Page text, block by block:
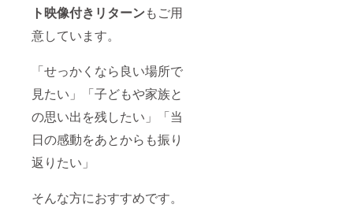
ト映像付きリターンもご用
意しています。
「せっかくなら良い場所で
見たい」「子どもや家族と
の思い出を残したい」「当
日の感動をあとからも振り
返りたい」
そんな方におすすめです。